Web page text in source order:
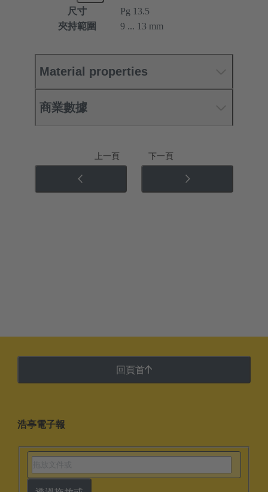
尺寸
Pg 13.5
夾持範圍
9 ... 13 mm
Material properties
商業數據
上一頁 下一頁
回頁首
浩亭電子報